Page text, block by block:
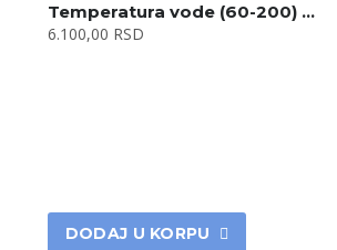
Temperatura vode (60-200) (120-240)
6.100,00 RSD
DODAJ U KORPU